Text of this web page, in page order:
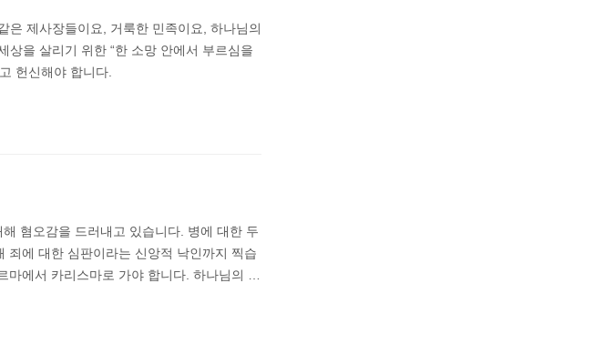
은 제사장들이요, 거룩한 민족이요, 하나님의
상을 살리기 위한 “한 소망 안에서 부르심을
헌신해야 합니다.
혐오감을 드러내고 있습니다. 병에 대한 두
죄에 대한 심판이라는 신앙적 낙인까지 찍습
마에서 카리스마로 가야 합니다. 하나님의 …